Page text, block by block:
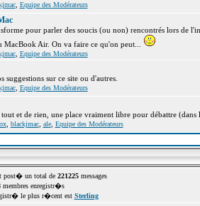
, Equipe des Modérateurs
pour parler des soucis (ou non) rencontrés lors de
MacBook Air. On va faire ce qu'on peut...
, Equipe des Modérateurs
suggestions sur ce site ou d'autres.
, Equipe des Modérateurs
et de rien, une place vraiment libre pour débattre (dans
, blackjmac, ale, Equipe des Modérateurs
post� un total de 221225messages
membres enregistr�s
le plus r�cent est Sterling